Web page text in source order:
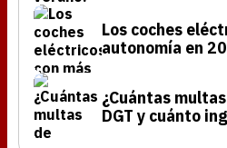
Los coches
autonomía en
¿Cuántas
DGT y cuánto